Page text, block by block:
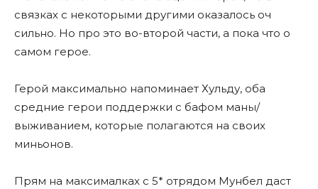
связках с некоторыми другими оказалось оч
сильно. Но про это во-второй части, а пока что о
самом герое.
Герой максимально напоминает Хульду, оба
средние герои поддержки с бафом маны/
выживанием, которые полагаются на своих
миньонов.
Прям на максималках с 5* отрядом Мунбел даст